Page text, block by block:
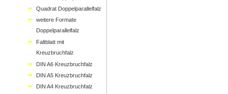
Quadrat Doppelparallelfalz
weitere Formate
Doppelparallelfalz
Faltblatt mit
Kreuzbruchfalz
DIN A6 Kreuzbruchfalz
DIN A5 Kreuzbruchfalz
DIN A4 Kreuzbruchfalz